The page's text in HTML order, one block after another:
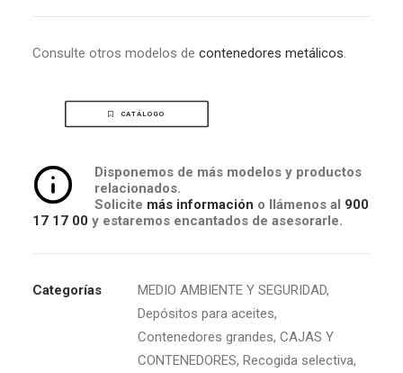
Consulte otros modelos de contenedores metálicos.
CATÁLOGO
Disponemos de más modelos y productos
relacionados.
Solicite más información o llámenos al 900
17 17 00 y estaremos encantados de asesorarle.
Categorías MEDIO AMBIENTE Y SEGURIDAD,
Depósitos para aceites,
Contenedores grandes, CAJAS Y
CONTENEDORES, Recogida selectiva,